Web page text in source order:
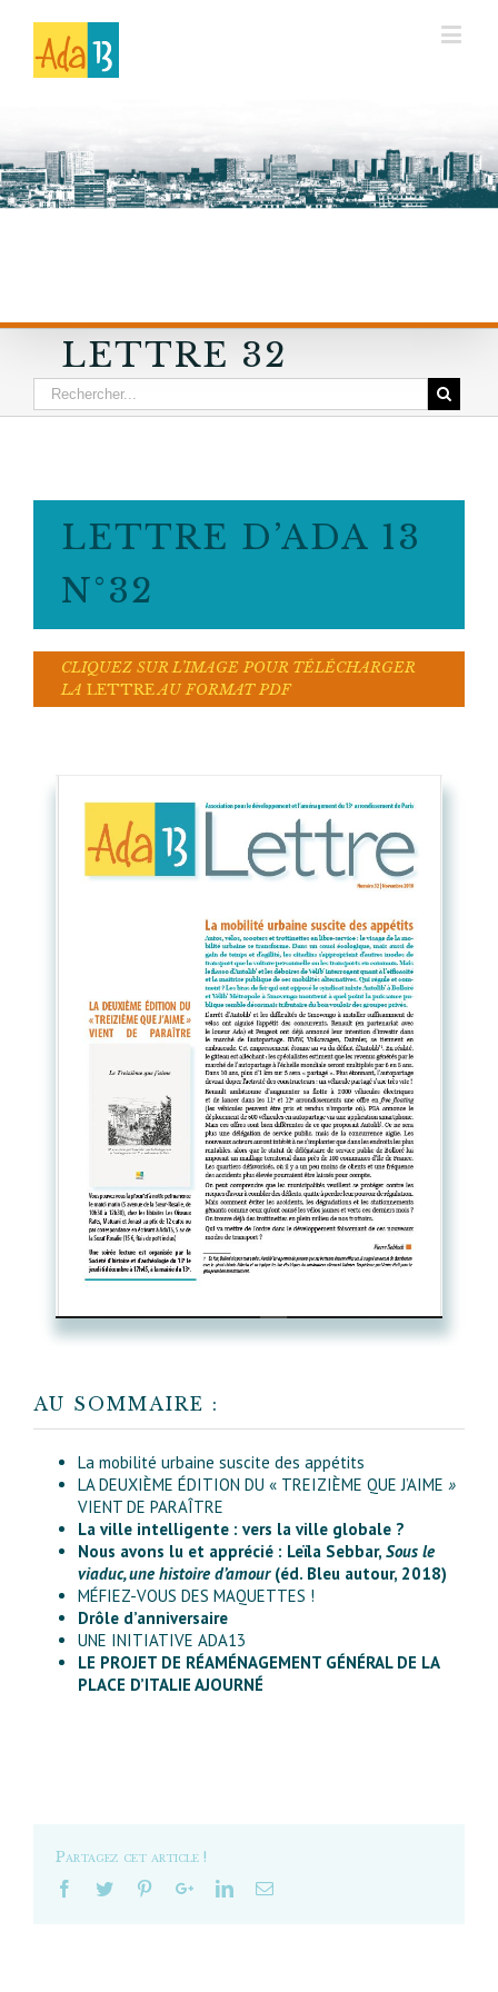
LETTRE 32
LETTRE D’ADA 13
N°32
CLIQUEZ SUR L’IMAGE POUR TÉLÉCHARGER
LA LETTREAU FORMAT PDF
AU SOMMAIRE :
La mobilité urbaine suscite des appétits
LA DEUXIÈME ÉDITION DU « TREIZIÈME QUE J’AIME »
VIENT DE PARAÎTRE
La ville intelligente : vers la ville globale ?
Nous avons lu et apprécié : Leïla Sebbar, Sous le
viaduc, une histoire d’amour (éd. Bleu autour, 2018)
MÉFIEZ-VOUS DES MAQUETTES !
Drôle d’anniversaire
UNE INITIATIVE ADA13
LE PROJET DE RÉAMÉNAGEMENT GÉNÉRAL DE LA
PLACE D’ITALIE AJOURNÉ
Partagez cet article !